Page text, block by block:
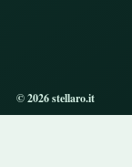
© 2026 stellaro.it